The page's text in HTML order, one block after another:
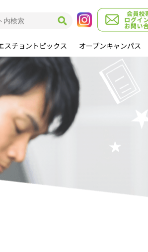
スチョントピックス オープンキャンパス